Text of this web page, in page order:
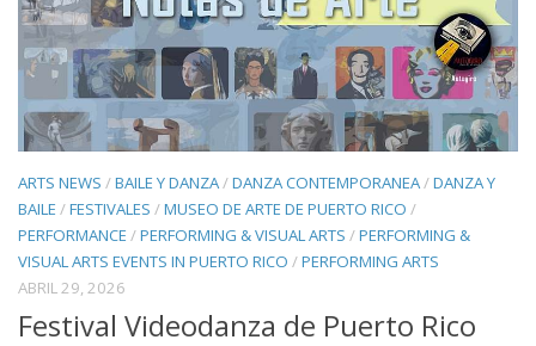
ARTS NEWS /BAILE Y DANZA/DANZA CONTEMPORANEA/DANZA Y
BAILE /FESTIVALES /MUSEO DE ARTE DE PUERTO RICO /
PERFORMANCE /PERFORMING & VISUAL ARTS /PERFORMING &
VISUAL ARTS EVENTS IN PUERTO RICO /PERFORMING ARTS
ABRIL 29, 2026
Festival Videodanza de Puerto Rico